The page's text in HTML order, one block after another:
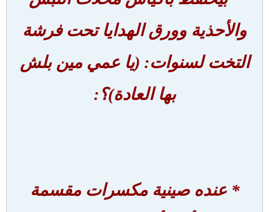
والأحذية وورق الهدايا تحت فرشة
التخت لسنوات: (يا عمي مين بلش
بها العادة)؟:
* عنده صينية مكسرات مقسمة